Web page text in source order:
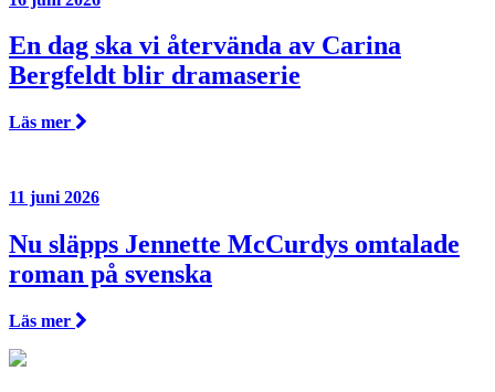
En dag ska vi återvända av Carina
Bergfeldt blir dramaserie
Läs mer
11 juni 2026
Nu släpps Jennette McCurdys omtalade
roman på svenska
Läs mer